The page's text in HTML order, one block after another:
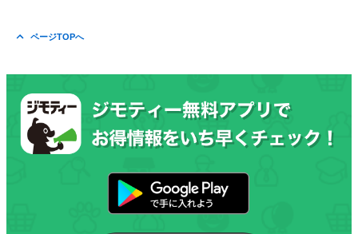
ページTOPへ